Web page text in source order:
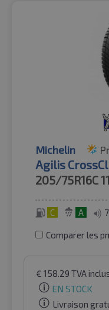
Michelin
Agilis
205/75R16C
C A
Comparer les
€ 158.29 TVA
EN STOCK
Livraison